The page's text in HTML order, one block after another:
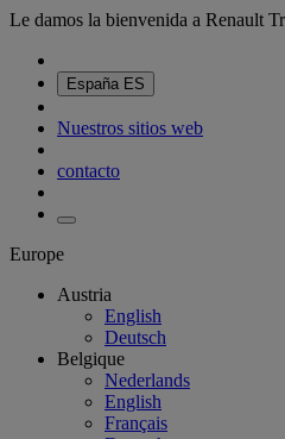
Le damos la bienvenida a Renault
España ES
Nuestros sitios web
contacto
Europe
Austria
English
Deutsch
Belgique
Nederlands
English
Français